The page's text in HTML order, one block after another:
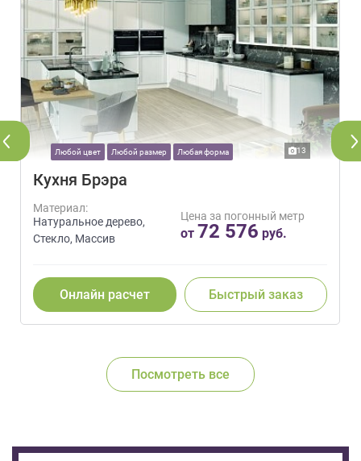
Любой цвет Любой размер Любая форма 13
Кухня Брэра
Материал:
Натуральное дерево,
Стекло, Массив
Цена за погонный метр
от 72 576 руб.
Онлайн расчет Быстрый заказ
Посмотреть все